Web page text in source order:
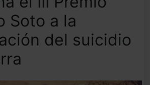
Soto a la
del suicidio